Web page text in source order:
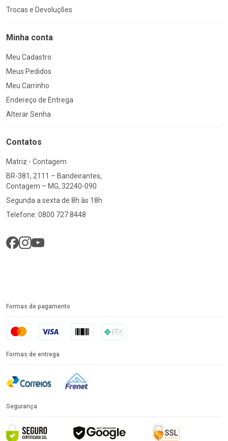
Trocas e Devoluções
Minha conta
Meu Cadastro
Meus Pedidos
Meu Carrinho
Endereço de Entrega
Alterar Senha
Contatos
Matriz - Contagem
BR-381, 2111 – Bandeirantes,
Contagem – MG, 32240-090
Segunda a sexta de 8h às 18h
Telefone: 0800 727 8448
Formas de pagamento
Formas de entrega
Segurança